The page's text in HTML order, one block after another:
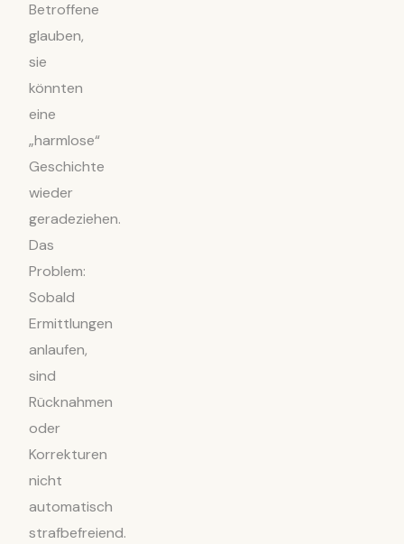
Betroffene
glauben,
sie
könnten
eine
„harmlose“
Geschichte
wieder
geradeziehen.
Das
Problem:
Sobald
Ermittlungen
anlaufen,
sind
Rücknahmen
oder
Korrekturen
nicht
automatisch
strafbefreiend.